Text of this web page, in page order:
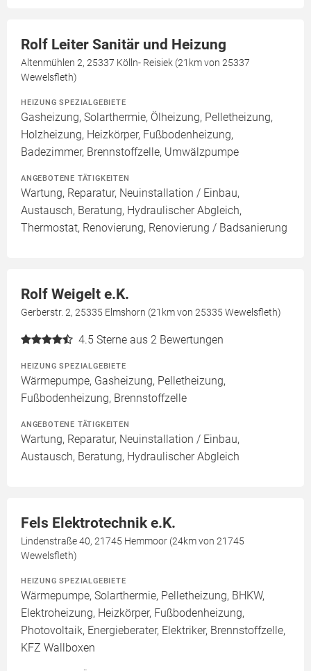
Rolf Leiter Sanitär und Heizung
Altenmühlen 2, 25337 Kölln- Reisiek (21km von 25337
Wewelsfleth)
HEIZUNG SPEZIALGEBIETE
Gasheizung, Solarthermie, Ölheizung, Pelletheizung,
Holzheizung, Heizkörper, Fußbodenheizung,
Badezimmer, Brennstoffzelle, Umwälzpumpe
ANGEBOTENE TÄTIGKEITEN
Wartung, Reparatur, Neuinstallation / Einbau,
Austausch, Beratung, Hydraulischer Abgleich,
Thermostat, Renovierung, Renovierung / Badsanierung
Rolf Weigelt e.K.
Gerberstr. 2, 25335 Elmshorn (21km von 25335 Wewelsfleth)
4.5 Sterne aus 2 Bewertungen
HEIZUNG SPEZIALGEBIETE
Wärmepumpe, Gasheizung, Pelletheizung,
Fußbodenheizung, Brennstoffzelle
ANGEBOTENE TÄTIGKEITEN
Wartung, Reparatur, Neuinstallation / Einbau,
Austausch, Beratung, Hydraulischer Abgleich
Fels Elektrotechnik e.K.
Lindenstraße 40, 21745 Hemmoor (24km von 21745
Wewelsfleth)
HEIZUNG SPEZIALGEBIETE
Wärmepumpe, Solarthermie, Pelletheizung, BHKW,
Elektroheizung, Heizkörper, Fußbodenheizung,
Photovoltaik, Energieberater, Elektriker, Brennstoffzelle,
KFZ Wallboxen